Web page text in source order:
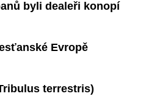
byli dealeři konopí
Evropě
terrestris)